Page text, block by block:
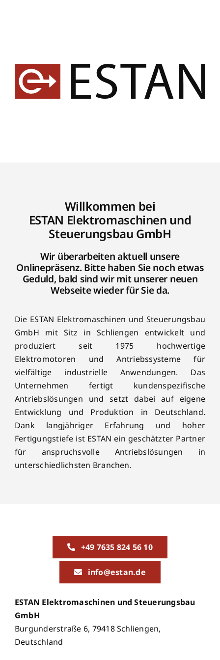
Willkommen bei
ESTAN Elektromaschinen und
Steuerungsbau GmbH
Wir überarbeiten aktuell unsere
Onlinepräsenz. Bitte haben Sie noch etwas
Geduld, bald sind wir mit unserer neuen
Webseite wieder für Sie da.
Die ESTAN Elektromaschinen und Steuerungsbau
GmbH mit Sitz in Schliengen entwickelt und
produziert seit 1975 hochwertige
Elektromotoren und Antriebssysteme für
vielfältige industrielle Anwendungen. Das
Unternehmen fertigt kundenspezifische
Antriebslösungen und setzt dabei auf eigene
Entwicklung und Produktion in Deutschland.
Dank langjähriger Erfahrung und hoher
Fertigungstiefe ist ESTAN ein geschätzter Partner
für anspruchsvolle Antriebslösungen in
unterschiedlichsten Branchen.
+49 7635 824 56 10
info@estan.de
ESTAN Elektromaschinen und Steuerungsbau
GmbH
Burgunderstraße 6, 79418 Schliengen,
Deutschland